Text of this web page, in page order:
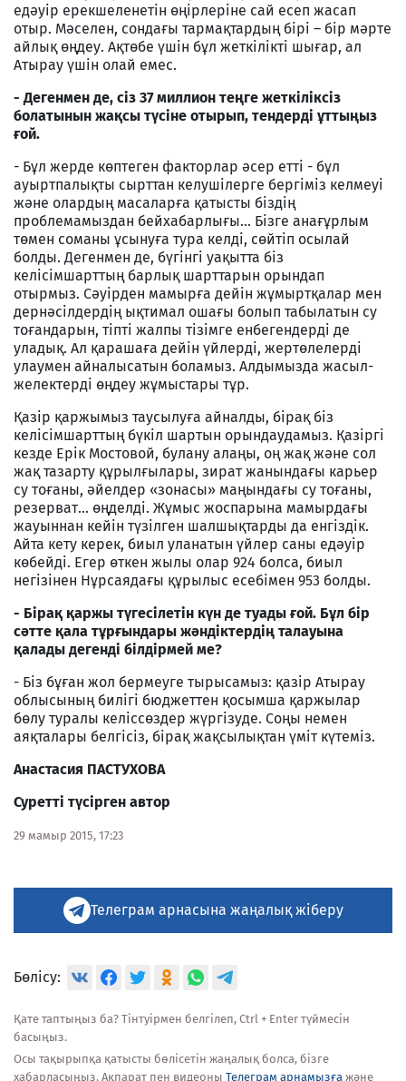
едәуір ерекшеленетін өңірлеріне сай есеп жасап
отыр. Мәселен, сондағы тармақтардың бірі – бір мәрте
айлық өңдеу. Ақтөбе үшін бұл жеткілікті шығар, ал
Атырау үшін олай емес.
- Дегенмен де, сіз 37 миллион теңге жеткіліксіз
болатынын жақсы түсіне отырып, тендерді ұттыңыз
ғой.
- Бұл жерде көптеген факторлар әсер етті - бұл
ауыртпалықты сырттан келушілерге бергіміз келмеуі
және олардың масаларға қатысты біздің
проблемамыздан бейхабарлығы... Бізге анағұрлым
төмен соманы ұсынуға тура келді, сөйтіп осылай
болды. Дегенмен де, бүгінгі уақытта біз
келісімшарттың барлық шарттарын орындап
отырмыз. Сәуірден мамырға дейін жұмыртқалар мен
дернәсілдердің ықтимал ошағы болып табылатын су
тоғандарын, тіпті жалпы тізімге енбегендерді де
уладық. Ал қарашаға дейін үйлерді, жертөлелерді
улаумен айналысатын боламыз. Алдымызда жасыл-
желектерді өңдеу жұмыстары тұр.
Қазір қаржымыз таусылуға айналды, бірақ біз
келісімшарттың бүкіл шартын орындаудамыз. Қазіргі
кезде Ерік Мостовой, булану алаңы, оң жақ және сол
жақ тазарту құрылғылары, зират жанындағы карьер
су тоғаны, әйелдер «зонасы» маңындағы су тоғаны,
резерват... өңделді. Жұмыс жоспарына мамырдағы
жауыннан кейін түзілген шалшықтарды да енгіздік.
Айта кету керек, биыл уланатын үйлер саны едәуір
көбейді. Егер өткен жылы олар 924 болса, биыл
негізінен Нұрсаядағы құрылыс есебімен 953 болды.
- Бірақ қаржы түгесілетін күн де туады ғой. Бұл бір
сәтте қала тұрғындары жәндіктердің талауына
қалады дегенді білдірмей ме?
- Біз бұған жол бермеуге тырысамыз: қазір Атырау
облысының билігі бюджеттен қосымша қаржылар
бөлу туралы келіссөздер жүргізуде. Соңы немен
аяқталары белгісіз, бірақ жақсылықтан үміт күтеміз.
Анастасия ПАСТУХОВА
Суретті түсірген автор
29 мамыр 2015, 17:23
Телеграм арнасына жаңалық жіберу
Бөлісу:
Қате таптыңыз ба? Тінтуірмен белгілеп, Ctrl + Enter түймесін
басыңыз.
Осы тақырыпқа қатысты бөлісетін жаңалық болса, бізге
хабарласыңыз. Ақпарат пен видеоны Телеграм арнамызға және